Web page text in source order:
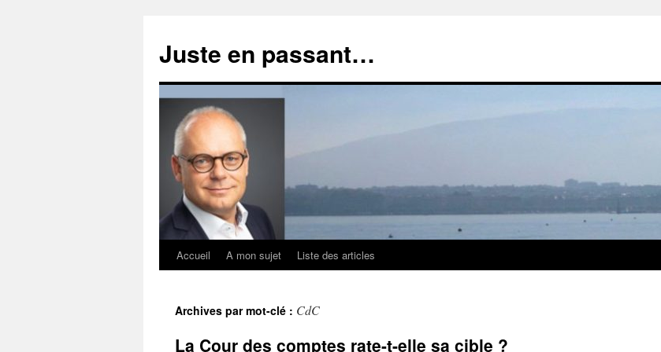
contenu
Juste en passant…
Accueil A mon sujet Liste des articles
Archives par mot-clé : CdC
La Cour des comptes rate-t-elle sa cible ?